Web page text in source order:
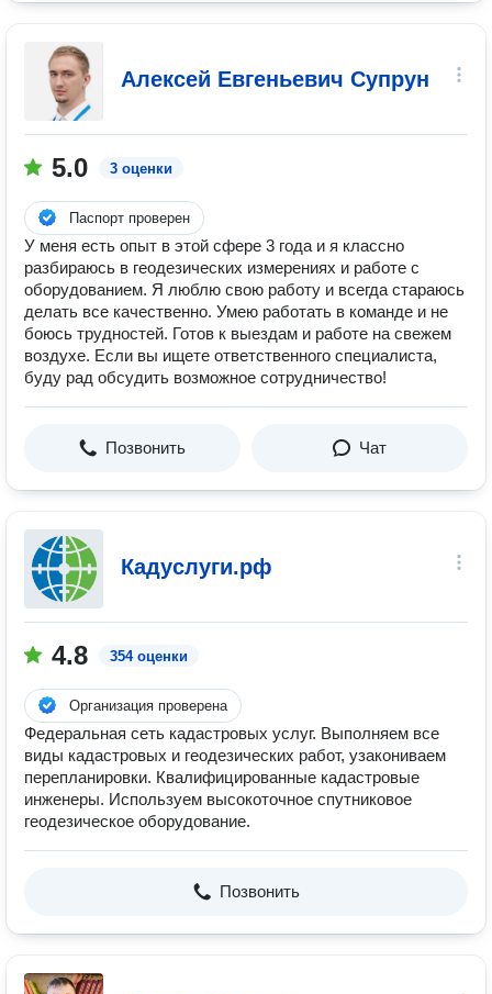
Алексей Евгеньевич Супрун
5.0 3 оценки
Паспорт проверен
У меня есть опыт в этой сфере 3 года и я классно
разбираюсь в геодезических измерениях и работе с
оборудованием. Я люблю свою работу и всегда стараюсь
делать все качественно. Умею работать в команде и не
боюсь трудностей. Готов к выездам и работе на свежем
воздухе. Если вы ищете ответственного специалиста,
буду рад обсудить возможное сотрудничество!
Позвонить Чат
Кадуслуги.рф
4.8 354 оценки
Организация проверена
Федеральная сеть кадастровых услуг. Выполняем все
виды кадастровых и геодезических работ, узакониваем
перепланировки. Квалифицированные кадастровые
инженеры. Используем высокоточное спутниковое
геодезическое оборудование.
Позвонить